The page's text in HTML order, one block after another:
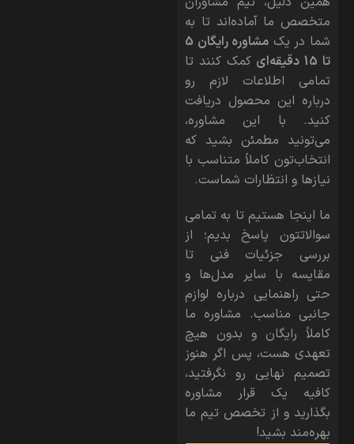
متخصص ما آماده‌اند تا به
شما در یک
مشاوره رایگان 5
تا 15 دقیقه‌ای
کمک کنند تا
تمامی اطلاعات لازم رو
درباره این محصول دریافت
کنید. با این مشاوره،
می‌تونید مطمئن بشید که
انتخاب‌تون کاملاً متناسب با
نیازها و انتظارات شماست.
ما اینجا هستیم تا به تمامی
سوالاتتون پاسخ بدیم؛ از
بررسی جزئیات فنی تا
مقایسه با سایر مدل‌ها و
حتی راهنمایی درباره لوازم
جانبی مناسب. مشاوره ما
کاملاً رایگان و بدون هیچ
تعهدی هست، پس اگر هنوز
تصمیم نهایی رو نگرفتید،
کافیه یک قرار مشاوره
بگذارید و از تخصص تیم ما
بهره‌مند بشید!